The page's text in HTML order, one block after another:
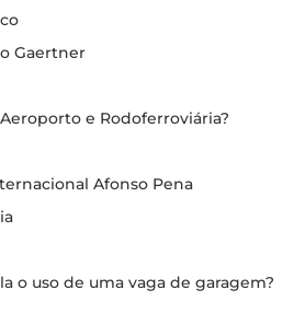
Gaertner
e Rodoferroviária?
Afonso Pena
o uso de uma vaga de garagem?